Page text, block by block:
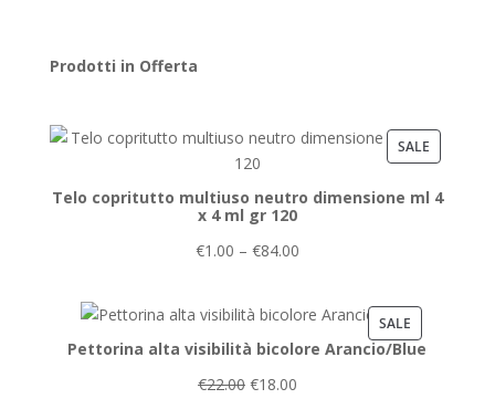
Prodotti in Offerta
SALE
SALE
Telo copritutto multiuso neutro dimensione ml 4
x 4 ml gr 120
€1.00 – €84.00
SALE
ON
Pettorina alta visibilità bicolore Arancio/Blue
€22.00 €18.00